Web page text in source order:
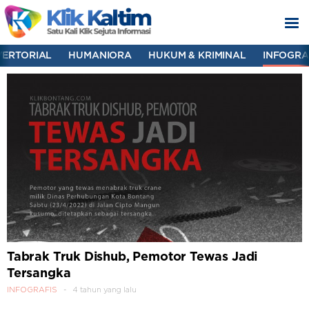
HUMANIORA HUKUM & KRIMINAL
Tabrak Truk Dishub, Pemotor Tewas Jadi
Tersangka
INFOGRAFIS 4 tahun yang lalu